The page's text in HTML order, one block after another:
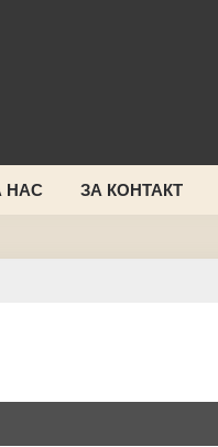
НАС ЗА КОНТАКТ